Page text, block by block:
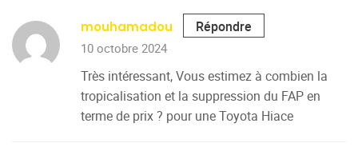
mouhamadou Répondre
10 octobre 2024
Très intéressant, Vous estimez à combien la
tropicalisation et la suppression du FAP en
terme de prix ? pour une Toyota Hiace